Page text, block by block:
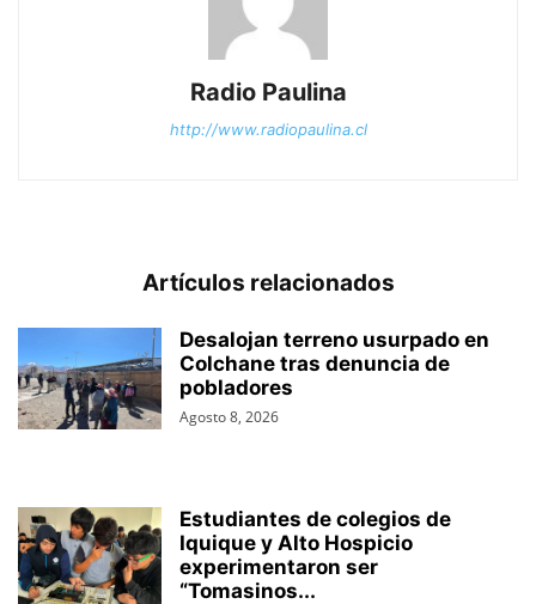
Radio Paulina
http://www.radiopaulina.cl
Artículos relacionados
Desalojan terreno usurpado en
Colchane tras denuncia de
pobladores
Agosto 8, 2026
Estudiantes de colegios de
Iquique y Alto Hospicio
experimentaron ser
“Tomasinos...